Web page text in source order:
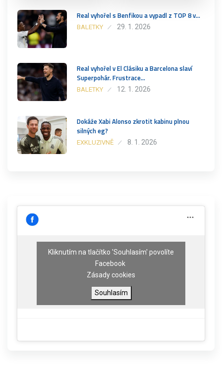
Real vyhořel s Benfikou a vypadl z TOP 8 v…
BALETKY 29. 1. 2026
Real vyhořel v El Clásiku a Barcelona slaví
Superpohár. Frustrace…
BALETKY 12. 1. 2026
Dokáže Xabi Alonso zkrotit kabinu plnou
silných eg?
EXKLUZIVNĚ 8. 1. 2026
Kliknutím na tlačítko 'Souhlasím' povolíte
Facebook
Zásady cookies
Souhlasím